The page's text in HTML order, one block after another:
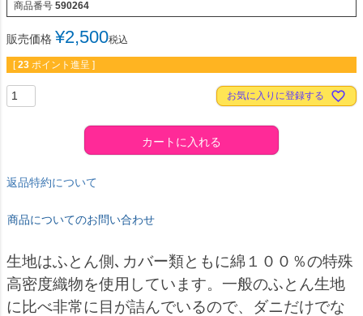
商品番号 590264
販売価格 ¥2,500税込
[ 23 ポイント進呈 ]
お気に入りに登録する
カートに入れる
返品特約について
商品についてのお問い合わせ
生地はふとん側､カバー類ともに綿１００％の特殊
高密度織物を使用しています。一般のふとん生地
に比べ非常に目が詰んでいるので、ダニだけでな